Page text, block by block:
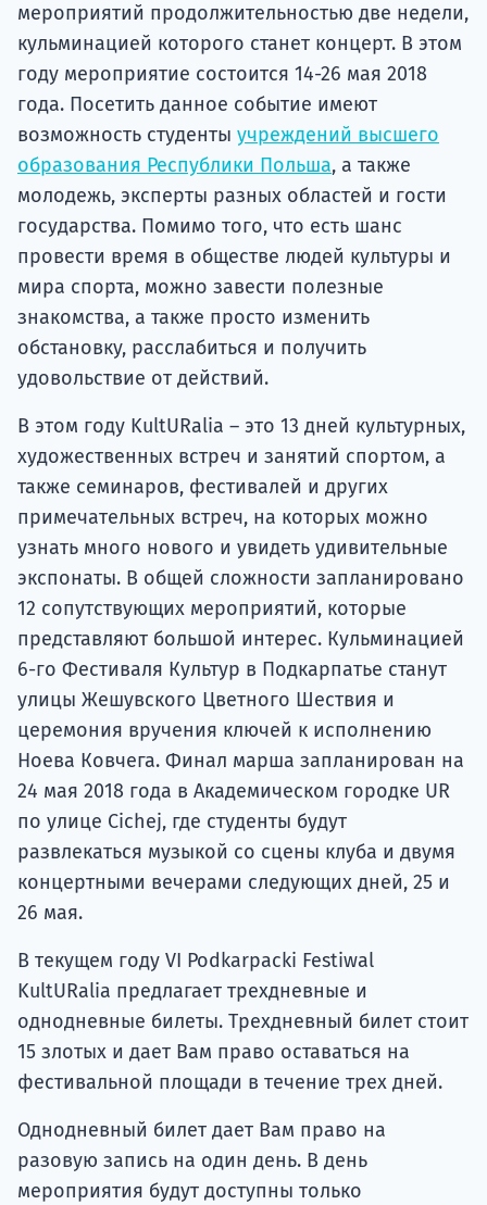
мероприятий продолжительностью две недели,
кульминацией которого станет концерт. В этом
году мероприятие состоится 14-26 мая 2018
года. Посетить данное событие имеют
возможность студенты учреждений высшего
образования Республики Польша, а также
молодежь, эксперты разных областей и гости
государства. Помимо того, что есть шанс
провести время в обществе людей культуры и
мира спорта, можно завести полезные
знакомства, а также просто изменить
обстановку, расслабиться и получить
удовольствие от действий.
В этом году KultURalia – это 13 дней культурных,
художественных встреч и занятий спортом, а
также семинаров, фестивалей и других
примечательных встреч, на которых можно
узнать много нового и увидеть удивительные
экспонаты. В общей сложности запланировано
12 сопутствующих мероприятий, которые
представляют большой интерес. Кульминацией
6-го Фестиваля Культур в Подкарпатье станут
улицы Жешувского Цветного Шествия и
церемония вручения ключей к исполнению
Ноева Ковчега. Финал марша запланирован на
24 мая 2018 года в Академическом городке UR
по улице Cichej, где студенты будут
развлекаться музыкой со сцены клуба и двумя
концертными вечерами следующих дней, 25 и
26 мая.
В текущем году VI Podkarpacki Festiwal
KultURalia предлагает трехдневные и
однодневные билеты. Трехдневный билет стоит
15 злотых и дает Вам право оставаться на
фестивальной площади в течение трех дней.
Однодневный билет дает Вам право на
разовую запись на один день. В день
мероприятия будут доступны только